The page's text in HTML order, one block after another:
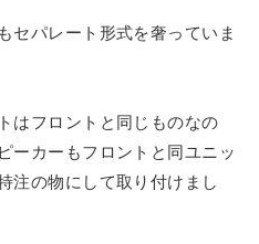
セパレート形式を奢っていま
はフロントと同じものなの
ーカーもフロントと同ユニッ
注の物にして取り付けまし